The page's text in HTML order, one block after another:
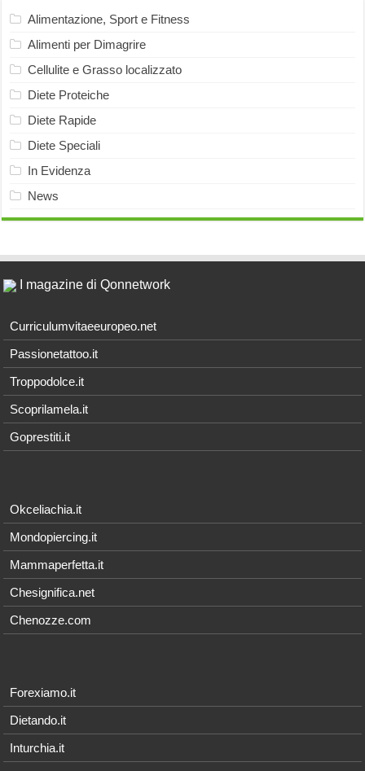
Alimentazione, Sport e Fitness
Alimenti per Dimagrire
Cellulite e Grasso localizzato
Diete Proteiche
Diete Rapide
Diete Speciali
In Evidenza
News
I magazine di Qonnetwork
Curriculumvitaeeuropeo.net
Passionetattoo.it
Troppodolce.it
Scoprilamela.it
Goprestiti.it
Okceliachia.it
Mondopiercing.it
Mammaperfetta.it
Chesignifica.net
Chenozze.com
Forexiamo.it
Dietando.it
Inturchia.it